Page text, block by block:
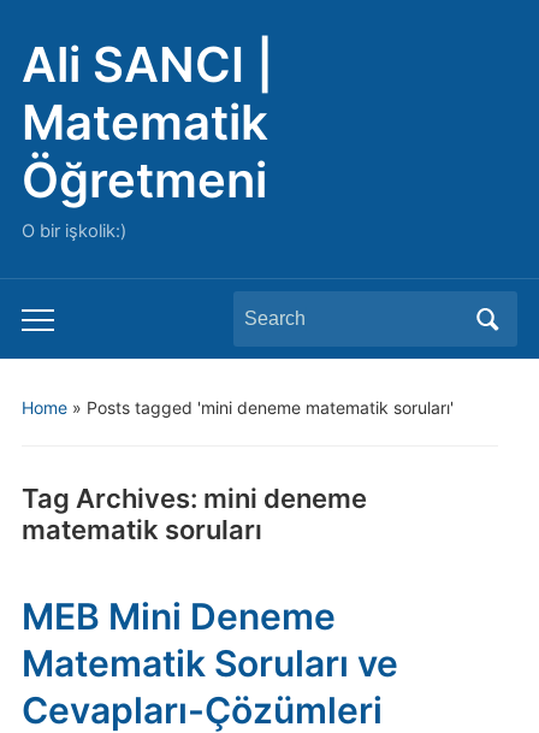
Ali SANCI |
Matematik
Öğretmeni
O bir işkolik:)
Toggle
mobile
Search
for:
Home» Posts tagged 'mini deneme matematik soruları'
Tag Archives: mini deneme
matematik soruları
MEB Mini Deneme
Matematik Soruları ve
Cevapları-Çözümleri